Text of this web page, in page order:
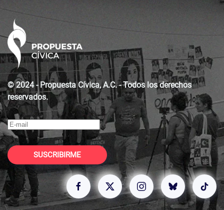
© 2024 - Propuesta Cívica, A.C. - Todos los derechos
reservados.
SUSCRIBIRME